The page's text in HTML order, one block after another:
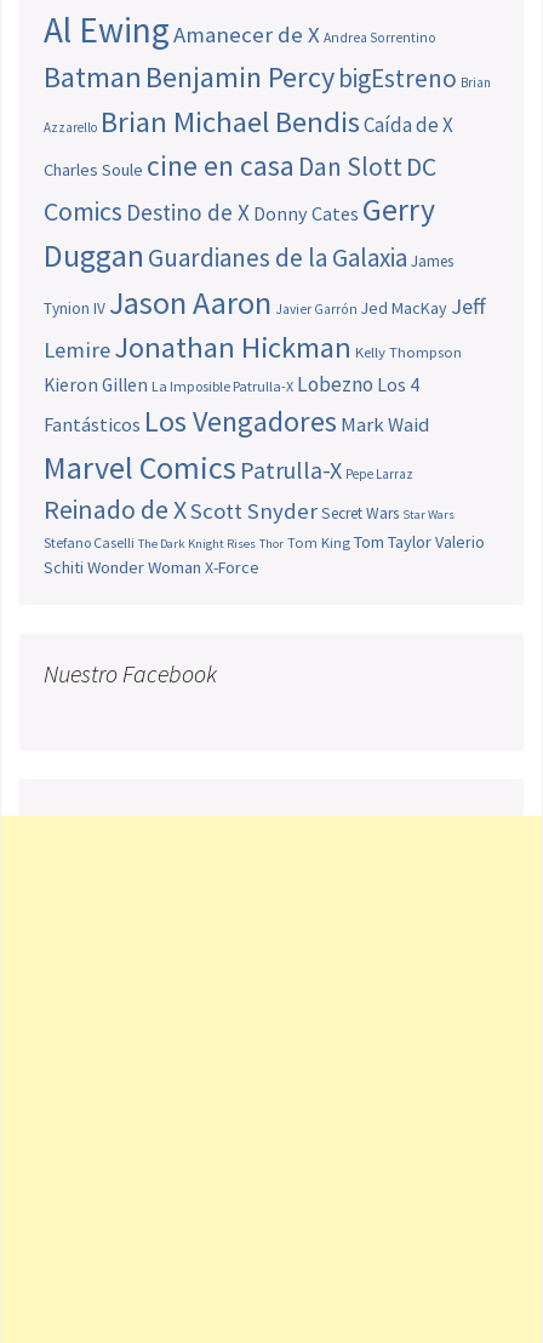
Al EwingAmanecer de X Andrea Sorrentino
Batman Benjamin PercybigEstreno Brian
Azzarello Brian Michael BendisCaída de X
Charles Soule cine en casa Dan SlottDC
Comics Destino de X Donny Cates Gerry
Duggan Guardianes de la Galaxia James
Tynion IV Jason Aaron Javier Garrón Jed MacKay Jeff
LemireJonathan Hickman Kelly Thompson
Kieron Gillen La Imposible Patrulla-X Lobezno Los 4
Fantásticos Los Vengadores Mark Waid
Marvel Comics Patrulla-X Pepe Larraz
Reinado de XScott SnyderSecret Wars Star Wars
Stefano Caselli The Dark Knight Rises Thor Tom King Tom TaylorValerio
Schiti Wonder Woman X-Force
Nuestro Facebook